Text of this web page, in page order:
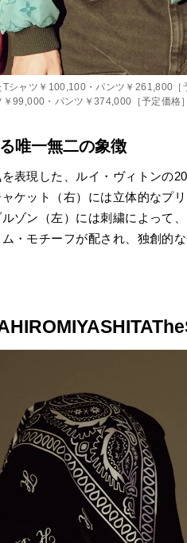
ャツ￥100,100・パンツ￥261,800［
99,000・パンツ￥374,000［予定価格
唯一無二の象徴
表現した、ルイ・ヴィトンの
ケット（右）には立体的なプ
ゾン（左）には刺繍によって
・モチーフが配され、独創的